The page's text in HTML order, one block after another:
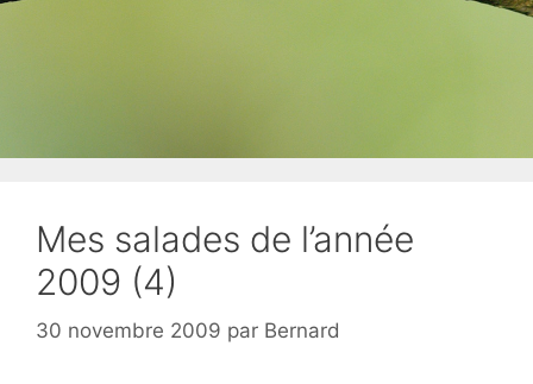
Mes salades de l’année
2009 (4)
30 novembre 2009 par Bernard